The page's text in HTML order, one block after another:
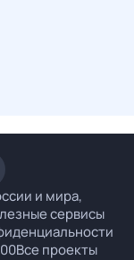
и мира,
сервисы
Все проекты